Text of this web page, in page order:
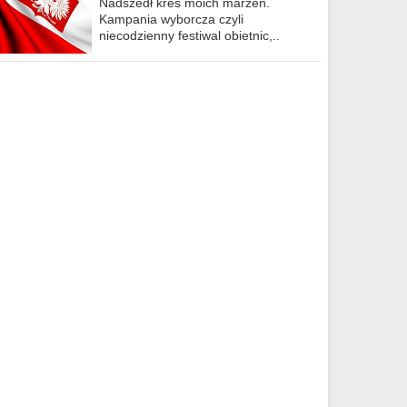
Kampania wyborcza czyli
niecodzienny festiwal obietnic,..